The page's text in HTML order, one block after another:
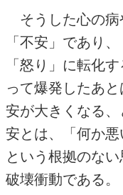
そうした心の病
「不安」であり
「怒り」に転化
って爆発したあ
安が大きくなる
安とは、「何か
という根拠のな
破壊衝動である。